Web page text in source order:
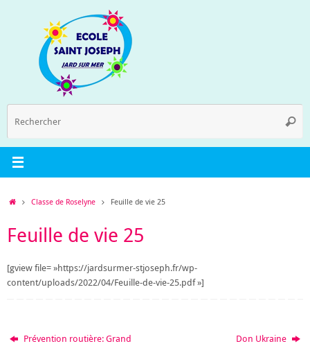
AccueilClasse de Roselyne Feuille de vie 25
Feuille de vie 25
[gview file= »https://jardsurmer-stjoseph.fr/wp-
content/uploads/2022/04/Feuille-de-vie-25.pdf »]
Prévention routière: Grand
Don Ukraine